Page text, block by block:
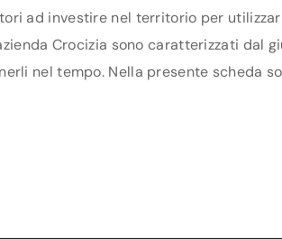
ad investire nel territorio per
Crocizia sono caratterizzati dal
nel tempo. Nella presente scheda